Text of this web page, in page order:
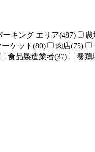
キング エリア(487) 農
ケット(80) 肉店(75)
食品製造業者(37) 養鶏